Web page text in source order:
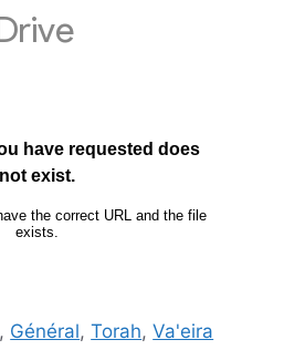
, Général,Torah,Va'eira